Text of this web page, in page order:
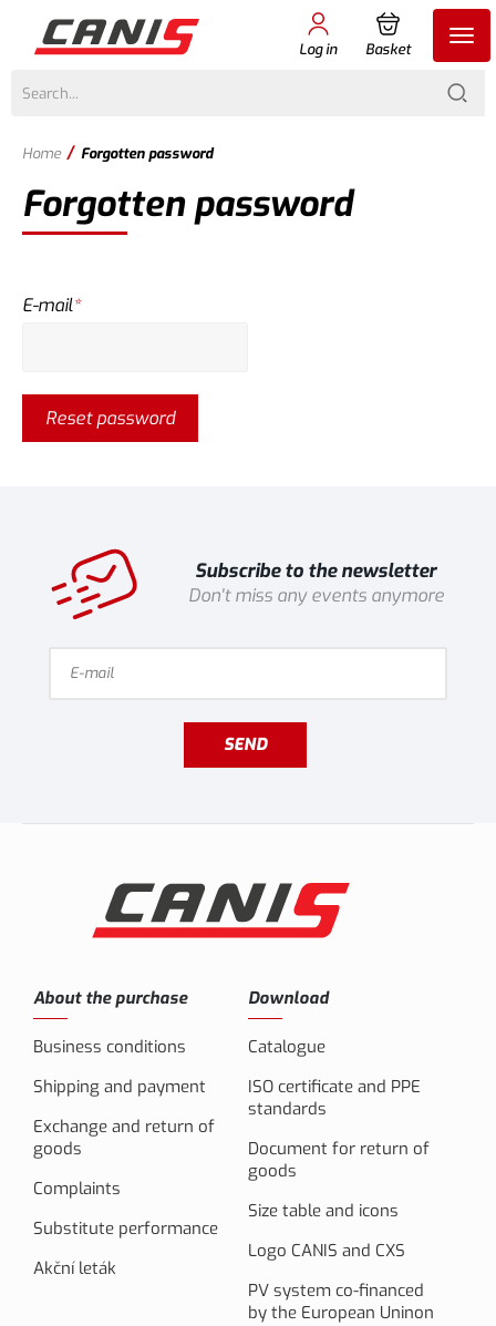
Log in Basket
Home / Forgotten password
Forgotten password
E-mail*
Reset password
Subscribe to the newsletter
Don't miss any events anymore
SEND
About the purchase
Business conditions
Shipping and payment
Exchange and return of
goods
Complaints
Substitute performance
Akční leták
Download
Catalogue
ISO certificate and PPE
standards
Document for return of
goods
Size table and icons
Logo CANIS and CXS
PV system co-financed
by the European Uninon